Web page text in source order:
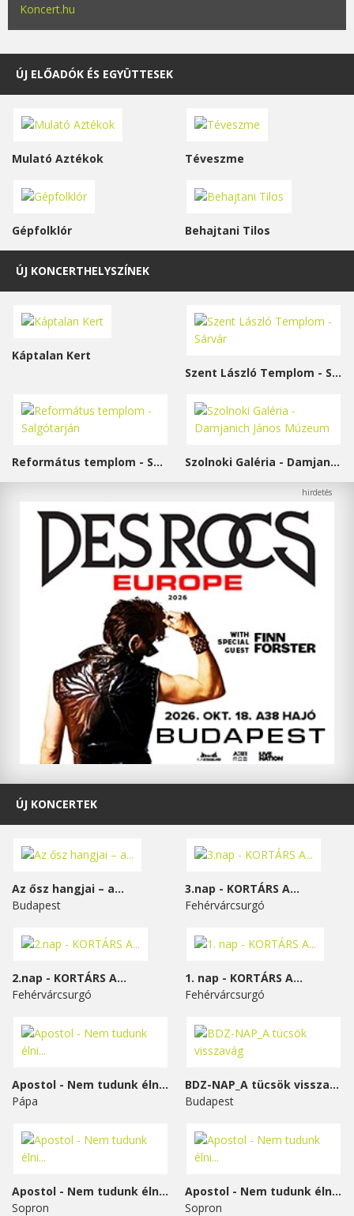
Koncert.hu
ÚJ ELŐADÓK ÉS EGYÜTTESEK
Mulató Aztékok Téveszme
Gépfolklór Behajtani Tilos
ÚJ KONCERTHELYSZÍNEK
Káptalan Kert
Szent László Templom - Sárvár
Református templom - Salgótarján Szolnoki Galéria - Damjanich János Múzeum
ÚJ KONCERTEK
Az ősz hangjai – a...
Budapest
3.nap - KORTÁRS A...
Fehérvárcsurgó
2.nap - KORTÁRS A...
Fehérvárcsurgó
1. nap - KORTÁRS A...
Fehérvárcsurgó
Apostol - Nem tudunk élni...
Pápa
BDZ-NAP_A tücsök visszavág
Budapest
Apostol - Nem tudunk élni...
Sopron
Apostol - Nem tudunk élni...
Sopron